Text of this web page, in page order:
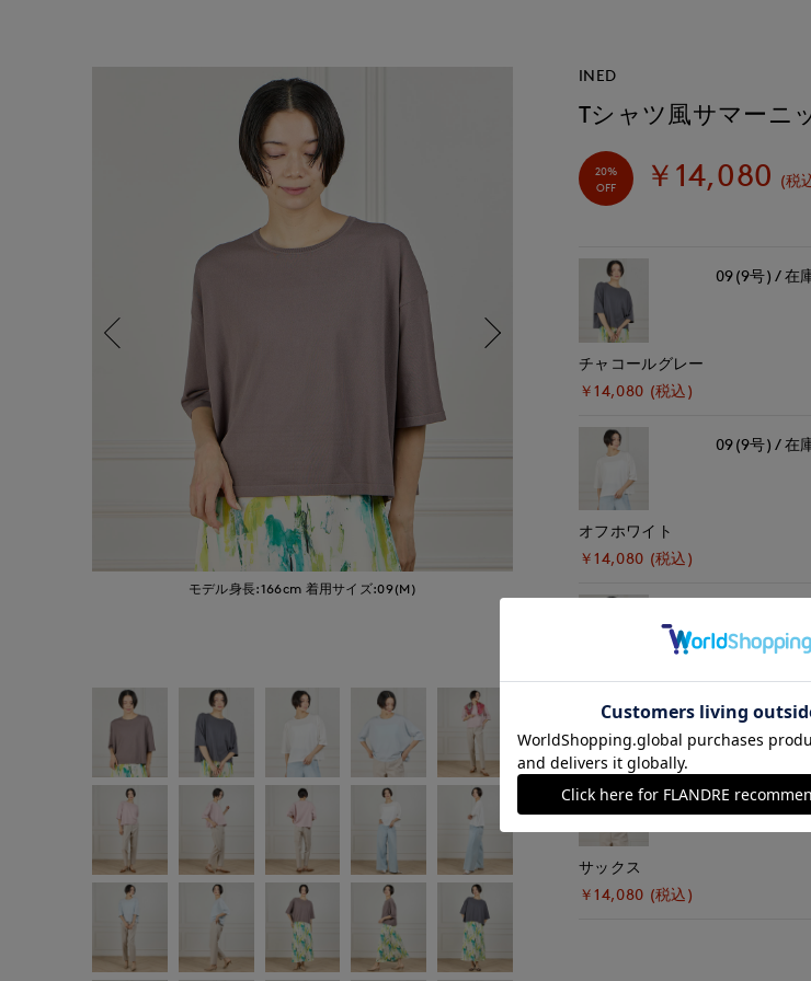
モデル身長:166cm 着用サイズ:09(M)
INED
Tシャツ風サマーニ
20%
OFF
￥14,080 (税
チャコールグレー
￥14,080 (税込)
09(9号) 在
オフホワイト
￥14,080 (税込)
09(9号) 在
サックス
￥14,080 (税込)
09(9号) 在